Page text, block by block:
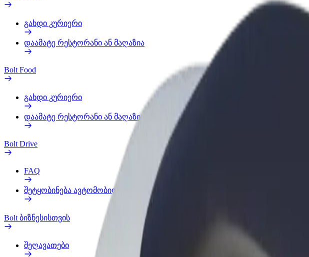
გახდი კურიერი
დაამატე რესტორანი ან მაღაზია
Bolt Food
გახდი კურიერი
დაამატე რესტორანი ან მაღაზია
Bolt Drive
FAQ
შეტყობინება ავტომობილზე
Bolt ბიზნესისთვის
შეღავათები